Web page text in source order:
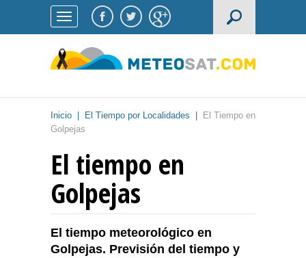
Inicio El Tiempo por Localidades
El Tiempo en
Golpejas
El tiempo en
Golpejas
El tiempo meteorológico en
Golpejas. Previsión del tiempo y